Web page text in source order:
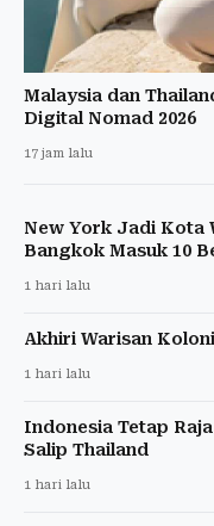
Malaysia dan
Digital Nomad 2026
17 jam lalu
New York Jadi Kota
Bangkok Masuk 10
1 hari lalu
Akhiri Warisan
1 hari lalu
Indonesia Tetap
Salip Thailand
1 hari lalu